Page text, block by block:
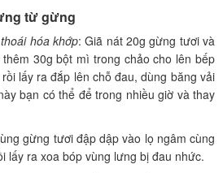
từ gừng
hóa khớp: Giã nát 20g gừng tươi và
30g bột mì trong chảo cho lên bếp
lấy ra đắp lên chỗ đau, dùng băng vải
bạn có thể để trong nhiều giờ và thay
gừng tươi đập dập vào lọ ngâm cùng
lấy ra xoa bóp vùng lưng bị đau nhức.